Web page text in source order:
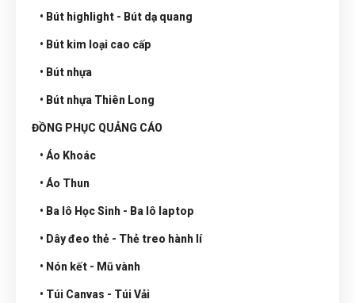
• Bút highlight - Bút dạ quang
• Bút kim loại cao cấp
• Bút nhựa
• Bút nhựa Thiên Long
ĐỒNG PHỤC QUẢNG CÁO
• Áo Khoác
• Áo Thun
• Ba lô Học Sinh - Ba lô laptop
• Dây đeo thẻ - Thẻ treo hành lí
• Nón kết - Mũ vành
• Túi Canvas - Túi Vải